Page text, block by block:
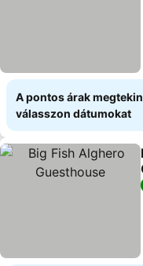
A pontos árak
válasszon dátumokat